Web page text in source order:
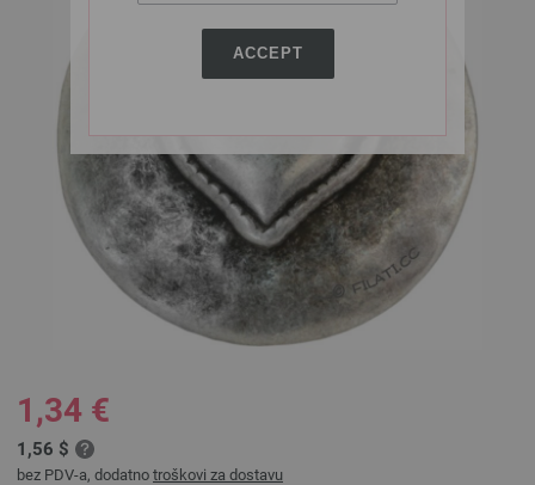
ACCEPT
1,34 €
1,56 $
bez PDV-a, dodatno troškovi za dostavu